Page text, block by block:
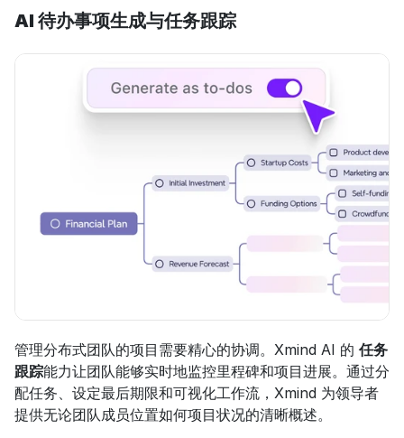
AI 待办事项生成与任务跟踪
管理分布式团队的项目需要精心的协调。Xmind AI 的 任务
跟踪能力让团队能够实时地监控里程碑和项目进展。通过分
配任务、设定最后期限和可视化工作流，Xmind 为领导者
提供无论团队成员位置如何项目状况的清晰概述。